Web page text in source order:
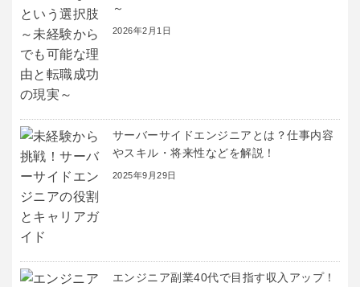
～
2026年2月1日
サーバーサイドエンジニアとは？仕事内容
やスキル・将来性などを解説！
2025年9月29日
エンジニア副業40代で目指す収入アップ！